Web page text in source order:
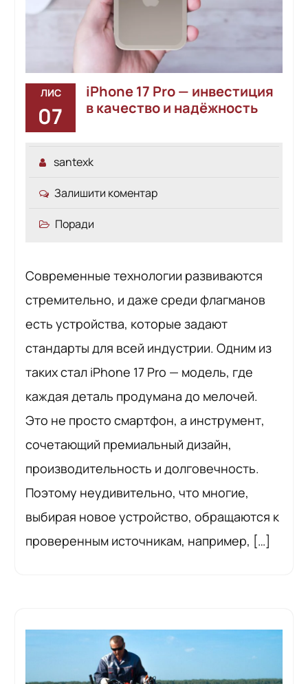
ЛИС
07
iPhone 17 Pro — инвестиция
в качество и надёжность
santexk
Залишити коментар
Поради
Современные технологии развиваются
стремительно, и даже среди флагманов
есть устройства, которые задают
стандарты для всей индустрии. Одним из
таких стал iPhone 17 Pro — модель, где
каждая деталь продумана до мелочей.
Это не просто смартфон, а инструмент,
сочетающий премиальный дизайн,
производительность и долговечность.
Поэтому неудивительно, что многие,
выбирая новое устройство, обращаются к
проверенным источникам, например, […]